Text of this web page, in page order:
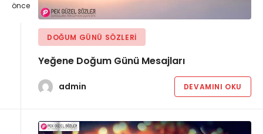
önce
DOĞUM GÜNÜ SÖZLERI
Yeğene Doğum Günü Mesajları
admin DEVAMINI OKU